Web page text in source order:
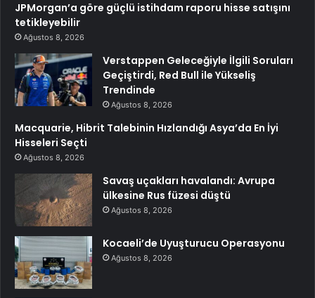
JPMorgan’a göre güçlü istihdam raporu hisse satışını
tetikleyebilir
Ağustos 8, 2026
Verstappen Geleceğiyle İlgili Soruları
Geçiştirdi, Red Bull ile Yükseliş
Trendinde
Ağustos 8, 2026
Macquarie, Hibrit Talebinin Hızlandığı Asya’da En İyi
Hisseleri Seçti
Ağustos 8, 2026
Savaş uçakları havalandı: Avrupa
ülkesine Rus füzesi düştü
Ağustos 8, 2026
Kocaeli’de Uyuşturucu Operasyonu
Ağustos 8, 2026